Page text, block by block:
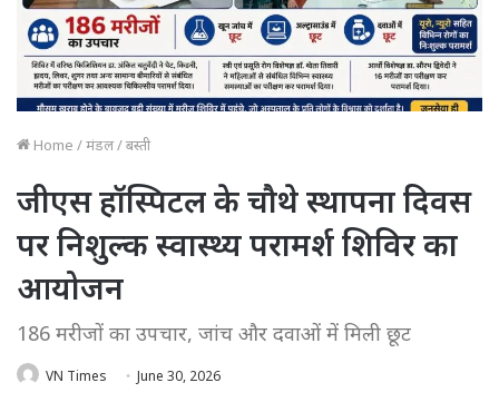
Home /मंडल/बस्ती
जीएस हॉस्पिटल के चौथे स्थापना दिवस
पर निशुल्क स्वास्थ्य परामर्श शिविर का
आयोजन
186 मरीजों का उपचार, जांच और दवाओं में मिली छूट
VN Times June 30, 2026